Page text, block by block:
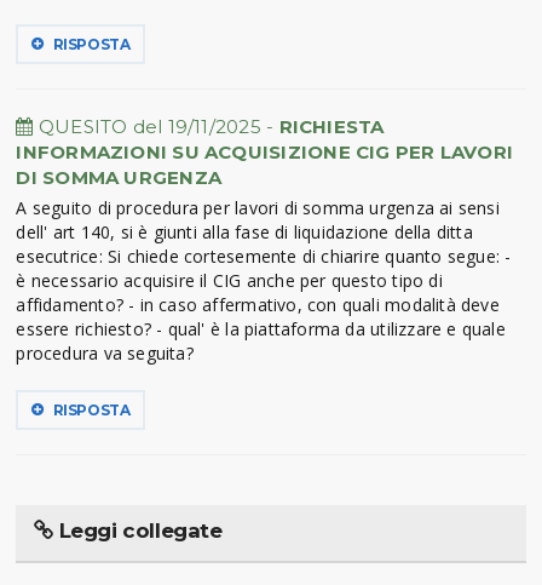
RISPOSTA
QUESITO del 19/11/2025 - RICHIESTA
INFORMAZIONI SU ACQUISIZIONE CIG PER LAVORI
DI SOMMA URGENZA
A seguito di procedura per lavori di somma urgenza ai sensi
dell' art 140, si è giunti alla fase di liquidazione della ditta
esecutrice: Si chiede cortesemente di chiarire quanto segue: -
è necessario acquisire il CIG anche per questo tipo di
affidamento? - in caso affermativo, con quali modalità deve
essere richiesto? - qual' è la piattaforma da utilizzare e quale
procedura va seguita?
RISPOSTA
Leggi collegate